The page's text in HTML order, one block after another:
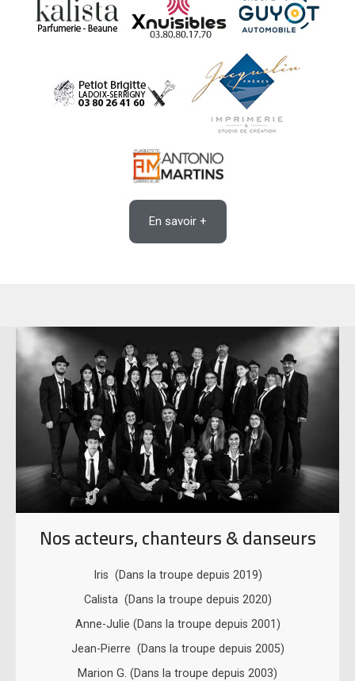
En savoir +
Nos acteurs, chanteurs & danseurs
Iris (Dans la troupe depuis 2019)
Calista (Dans la troupe depuis 2020)
Anne-Julie (Dans la troupe depuis 2001)
Jean-Pierre (Dans la troupe depuis 2005)
Marion G. (Dans la troupe depuis 2003)